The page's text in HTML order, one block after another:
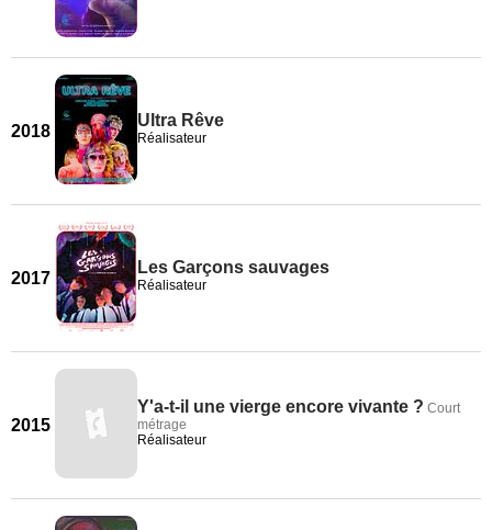
2018
Ultra Rêve
Réalisateur
2017
Les Garçons sauvages
Réalisateur
2015
Y'a-t-il une vierge encore vivante ? Court
métrage
Réalisateur